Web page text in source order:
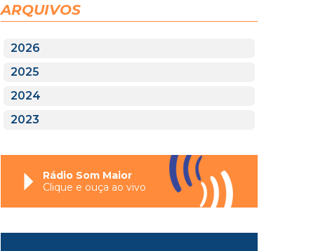
ARQUIVOS
2026
2025
2024
2023
Rádio Som Maior
Clique e ouça ao vivo